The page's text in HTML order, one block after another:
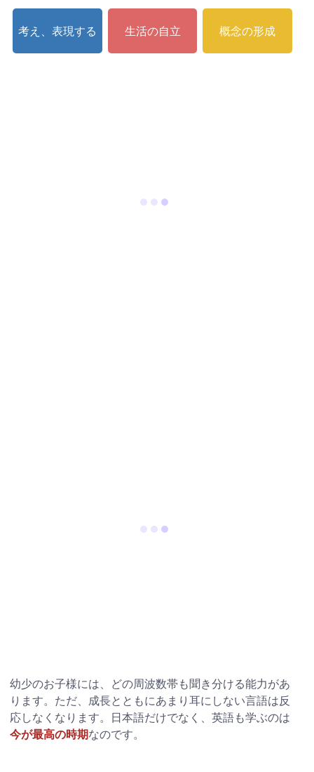
考え、表現する 生活の自立 概念の形成
幼少のお子様には、どの周波数帯も聞き分ける能力があ
ります。ただ、成長とともにあまり耳にしない言語は反
応しなくなります。日本語だけでなく、英語も学ぶのは
今が最高の時期なのです。